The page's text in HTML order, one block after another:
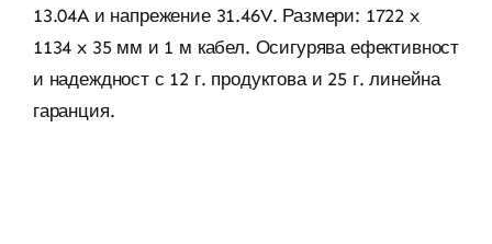
13.04A и напрежение 31.46V. Размери: 1722 x
1134 x 35 мм и 1 м кабел. Осигурява ефективност
и надеждност с 12 г. продуктова и 25 г. линейна
гаранция.